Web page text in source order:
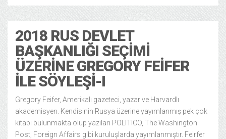
2018 RUS DEVLET
BAŞKANLIĞI SEÇIMI
ÜZERINE GREGORY FEIFER
ILE SÖYLEŞI-I
Gregory Feifer, Amerikalı gazeteci, yazar ve Harvardlı
akademisyen. Kendisinin Rusya üzerine yayımlanmış pek çok
kitabı bulunmakta olup yazıları POLITICO, The Washington
Post, Foreign Affairs gibi kuruluşlarda yayımlanmıştır. Feirfer